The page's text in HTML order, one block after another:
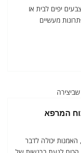
יפים לבית או
מעשיים
המרפא
יכולה לדבר